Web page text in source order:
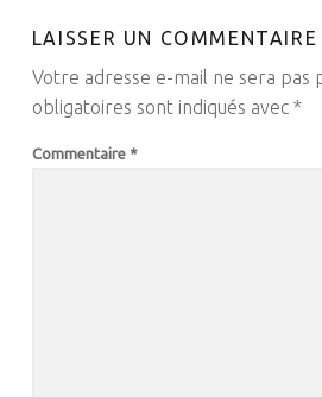
LAISSER UN COMMENTAIRE
Votre adresse e-mail ne sera pas
obligatoires sont indiqués avec *
Commentaire *